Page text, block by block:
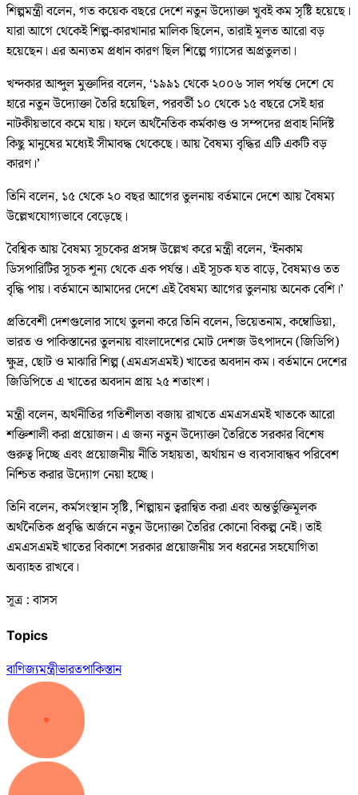
শিল্পমন্ত্রী বলেন, গত কয়েক বছরে দেশে নতুন উদ্যোক্তা খুবই কম সৃষ্টি হয়েছে।
যারা আগে থেকেই শিল্প-কারখানার মালিক ছিলেন, তারাই মূলত আরো বড়
হয়েছেন। এর অন্যতম প্রধান কারণ ছিল শিল্পে গ্যাসের অপ্রতুলতা।
খন্দকার আব্দুল মুক্তাদির বলেন, ‘১৯৯১ থেকে ২০০৬ সাল পর্যন্ত দেশে যে
হারে নতুন উদ্যোক্তা তৈরি হয়েছিল, পরবর্তী ১০ থেকে ১৫ বছরে সেই হার
নাটকীয়ভাবে কমে যায়। ফলে অর্থনৈতিক কর্মকাণ্ড ও সম্পদের প্রবাহ নির্দিষ্ট
কিছু মানুষের মধ্যেই সীমাবদ্ধ থেকেছে। আয় বৈষম্য বৃদ্ধির এটি একটি বড়
কারণ।’
তিনি বলেন, ১৫ থেকে ২০ বছর আগের তুলনায় বর্তমানে দেশে আয় বৈষম্য
উল্লেখযোগ্যভাবে বেড়েছে।
বৈশ্বিক আয় বৈষম্য সূচকের প্রসঙ্গ উল্লেখ করে মন্ত্রী বলেন, ‘ইনকাম
ডিসপারিটির সূচক শূন্য থেকে এক পর্যন্ত। এই সূচক যত বাড়ে, বৈষম্যও তত
বৃদ্ধি পায়। বর্তমানে আমাদের দেশে এই বৈষম্য আগের তুলনায় অনেক বেশি।’
প্রতিবেশী দেশগুলোর সাথে তুলনা করে তিনি বলেন, ভিয়েতনাম, কম্বোডিয়া,
ভারত ও পাকিস্তানের তুলনায় বাংলাদেশের মোট দেশজ উৎপাদনে (জিডিপি)
ক্ষুদ্র, ছোট ও মাঝারি শিল্প (এমএসএমই) খাতের অবদান কম। বর্তমানে দেশের
জিডিপিতে এ খাতের অবদান প্রায় ২৫ শতাংশ।
মন্ত্রী বলেন, অর্থনীতির গতিশীলতা বজায় রাখতে এমএসএমই খাতকে আরো
শক্তিশালী করা প্রয়োজন। এ জন্য নতুন উদ্যোক্তা তৈরিতে সরকার বিশেষ
গুরুত্ব দিচ্ছে এবং প্রয়োজনীয় নীতি সহায়তা, অর্থায়ন ও ব্যবসাবান্ধব পরিবেশ
নিশ্চিত করার উদ্যোগ নেয়া হচ্ছে।
তিনি বলেন, কর্মসংস্থান সৃষ্টি, শিল্পায়ন ত্বরান্বিত করা এবং অন্তর্ভুক্তিমূলক
অর্থনৈতিক প্রবৃদ্ধি অর্জনে নতুন উদ্যোক্তা তৈরির কোনো বিকল্প নেই। তাই
এমএসএমই খাতের বিকাশে সরকার প্রয়োজনীয় সব ধরনের সহযোগিতা
অব্যাহত রাখবে।
সূত্র : বাসস
Topics
বাণিজ্যমন্ত্রীভারতপাকিস্তান